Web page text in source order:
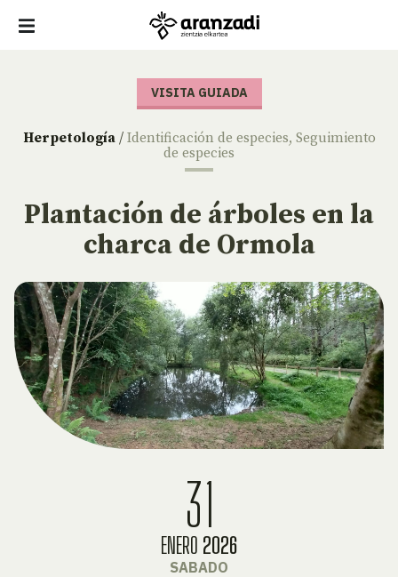
VISITA GUIADA
Herpetología/ Identificación de especies, Seguimiento
de especies
Plantación de árboles en la
charca de Ormola
31
ENERO 2026
SABADO